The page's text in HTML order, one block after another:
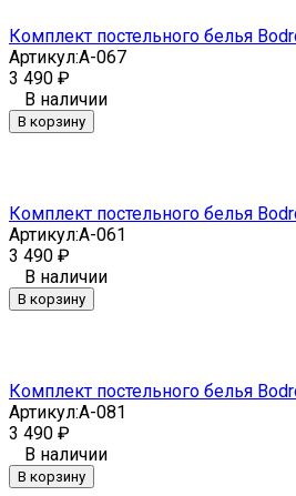
Комплект постельного белья
Артикул:A-067
3 490 ₽
В наличии
В корзину
Комплект постельного белья
Артикул:A-061
3 490 ₽
В наличии
В корзину
Комплект постельного белья
Артикул:A-081
3 490 ₽
В наличии
В корзину